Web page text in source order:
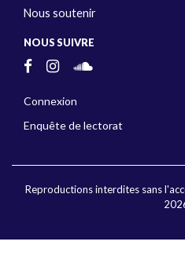
Nous soutenir
NOUS SUIVRE
Connexion
Enquête de lectorat
Reproductions interdites sans